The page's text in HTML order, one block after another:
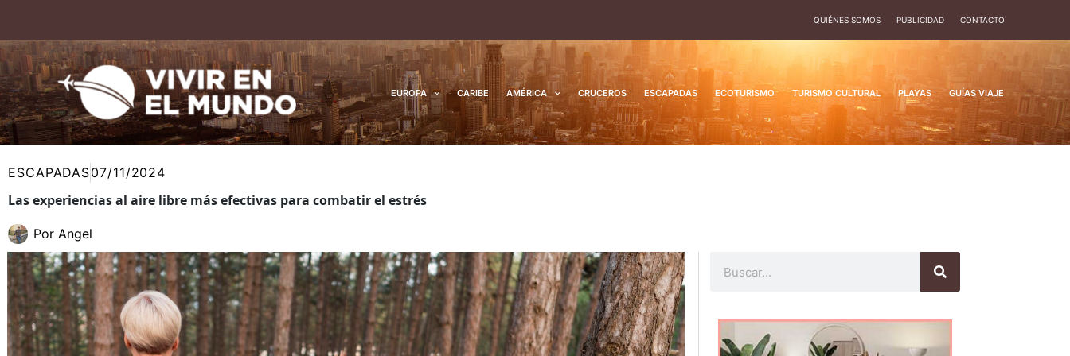
contenido
QUIÉNES SOMOS PUBLICIDAD CONTACTO
EUROPA CARIBE AMÉRICA CRUCEROS ESCAPADAS ECOTURISMO TURISMO CULTURAL PLAYAS GUÍAS VIAJE
ESCAPADAS07/11/2024
Las experiencias al aire libre más efectivas para combatir el estrés
Por Angel